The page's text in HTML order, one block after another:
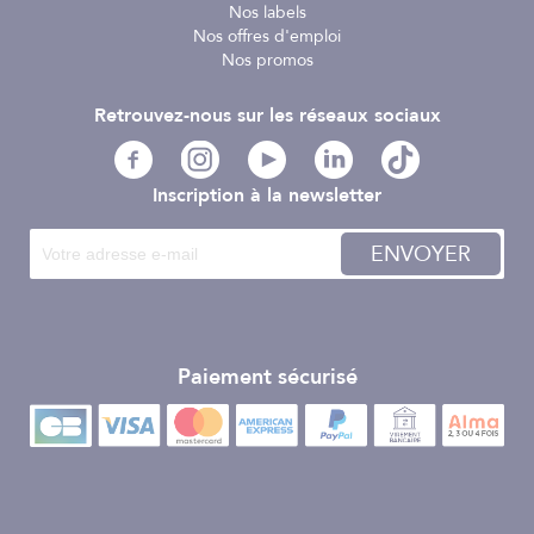
Nos labels
Nos offres d'emploi
Nos promos
Inscription à la newsletter
ENVOYER
Paiement sécurisé
Retrouvez-nous sur les réseaux sociaux